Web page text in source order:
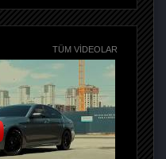
TÜM VIDEOLAR